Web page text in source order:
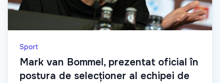
Sport
Mark van Bommel, prezentat oficial în
postura de selecționer al echipei de